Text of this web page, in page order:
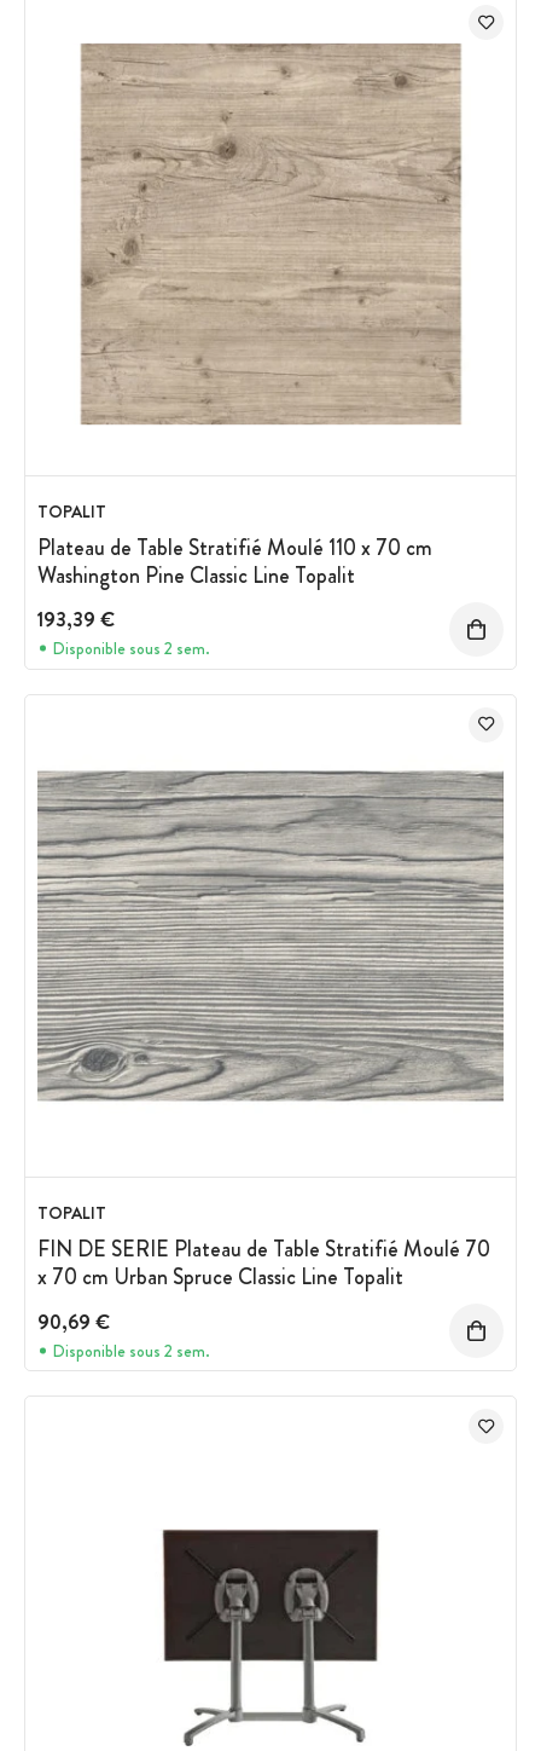
TOPALIT
Plateau de Table Stratifié Moulé 110 x 70 cm
Washington Pine Classic Line Topalit
193,39 €
Disponible sous 2 sem.
TOPALIT
FIN DE SERIE Plateau de Table Stratifié Moulé 70
x 70 cm Urban Spruce Classic Line Topalit
90,69 €
Disponible sous 2 sem.